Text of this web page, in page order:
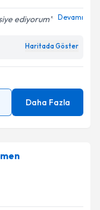
ediyorum Devamı
Haritada Göster
Daha Fazla